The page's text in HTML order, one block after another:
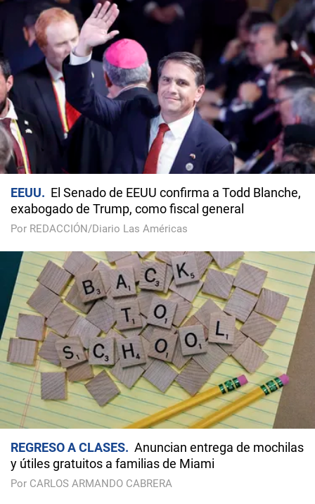
EEUU
El Senado de EEUU confirma a Todd Blanche,
exabogado de Trump, como fiscal general
Por REDACCIÓN/Diario Las Américas
REGRESO A CLASES
Anuncian entrega de mochilas
y útiles gratuitos a familias de Miami
Por CARLOS ARMANDO CABRERA